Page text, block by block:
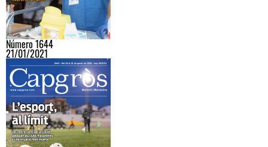
Número 1644
21/01/2021